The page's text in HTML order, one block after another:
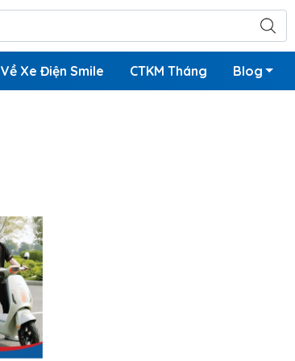
Về Xe Điện Smile CTKM Tháng Blog